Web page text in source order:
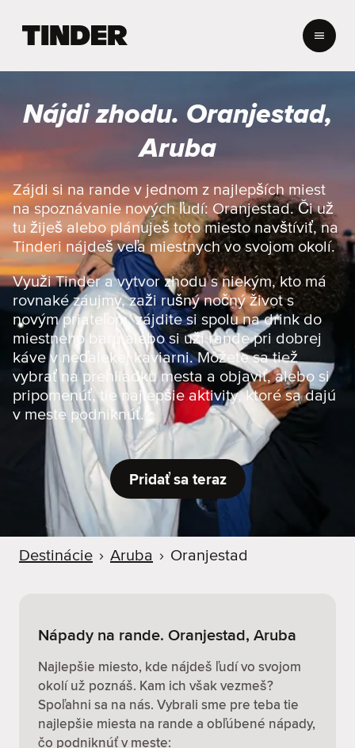
s
b
a
z
o
v
k
a
T
n
d
e
r
Nájdi zhodu. Oranjestad,
Aruba
Zájdi si na rande v jednom z najlepších miest
na spoznávanie nových ľudí: Oranjestad. Či už
tu žiješ alebo plánuješ toto miesto navštíviť, na
Tinderi nájdeš veľa miestnych vo svojom okolí.
Využi Tinder a vytvor zhodu s niekým, kto má
rovnaké záujmy, zaži rušný nočný život s
novým priateľom, zájdite si spolu na drink do
miestneho baru alebo si uži rande pri dobrej
káve v neďalekej kaviarni. Môžete sa tiež
vybrať na prehliadku mesta a objaviť, alebo si
pripomenúť, tie najlepšie aktivity, ktoré sa dajú
v meste podniknúť.
Pridať sa teraz
Destinácie › Aruba › Oranjestad
Nápady na rande. Oranjestad, Aruba
Najlepšie miesto, kde nájdeš ľudí vo svojom
okolí už poznáš. Kam ich však vezmeš?
Spoľahni sa na nás. Vybrali sme pre teba tie
najlepšie miesta na rande a obľúbené nápady,
čo podniknúť v meste: